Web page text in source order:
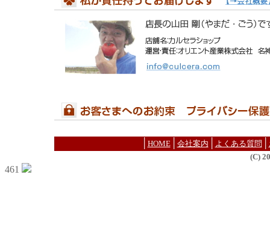
HOME│ 会社案内 よくある質問
(C)
461